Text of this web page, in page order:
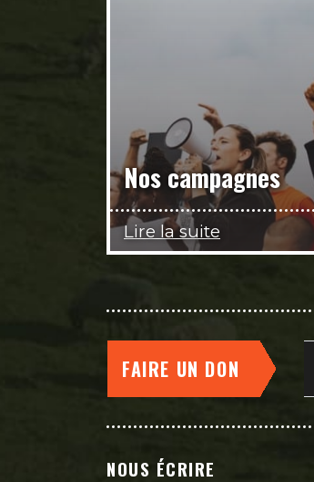
Nos campagnes
Lire la suite
FAIRE UN DON
NOUS ÉCRIRE